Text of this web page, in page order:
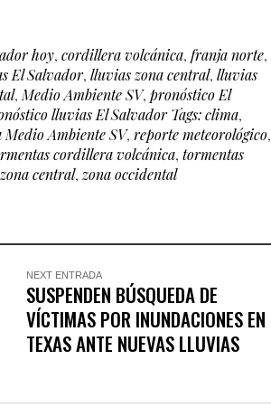
hoy, cordillera volcánica, franja norte,
El Salvador, lluvias zona central, lluvias
,Medio Ambiente SV, pronóstico El
lluvias El Salvador Tags: clima,
Ambiente SV, reporte meteorológico,
cordillera volcánica, tormentas
zona central,zona occidental
NEXT ENTRADA
SUSPENDEN BÚSQUEDA DE
VÍCTIMAS POR INUNDACIONES EN
TEXAS ANTE NUEVAS LLUVIAS